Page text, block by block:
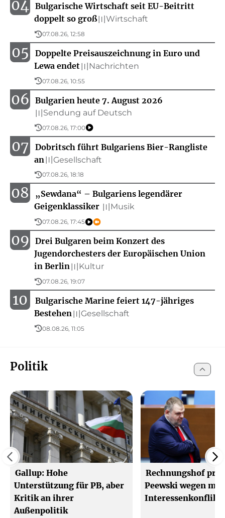
06 Bulgarien heute 7. August 2026
〣 Sendung auf Deutsch
07.08.26, 17:00
07
Dobritsch führt Bulgariens Bier-Rangliste
an 〣 Gesellschaft
07.08.26, 18:18
08
„Sewdana“ – Bulgariens legendärer
Geigenklassiker
〣 Musik
07.08.26, 17:45
04 Bulgarische Wirtschaft seit EU-Beitritt
doppelt so groß〣 Wirtschaft
07.08.26, 12:58
09
Drei Bulgaren beim Konzert des
Jugendorchesters der Europäischen Union
in Berlin〣 Kultur
07.08.26, 19:07
05
Doppelte Preisauszeichnung in Euro und
Lewa endet〣 Nachrichten
07.08.26, 10:55
10
Bulgarische Marine feiert 147-jähriges
Bestehen〣 Gesellschaft
08.08.26, 11:05
Politik
Gallup: Hohe
Unterstützung für PB, aber
Kritik an ihrer
Außenpolitik
Rechnungshof
Peewski wegen
Interessenkonflikt